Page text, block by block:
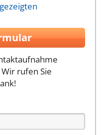
rufen Sie